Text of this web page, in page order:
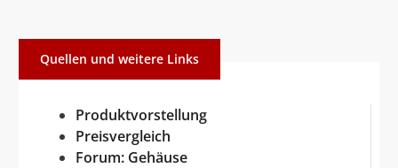
Quellen und weitere Links
Produktvorstellung
Preisvergleich
Forum: Gehäuse